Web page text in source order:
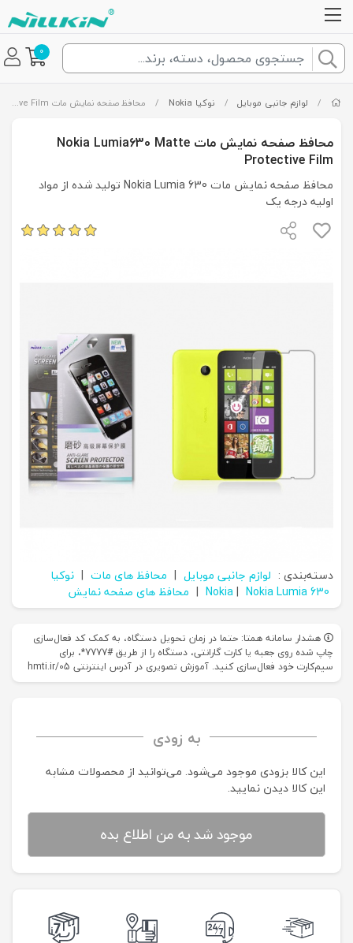
0
/ لوازم جانبی موبایل / نوکیا Nokia / محافظ صفحه نمایش مات Nokia Lumia630 Matte Protective Film
محافظ صفحه نمایش مات Nokia Lumia630 Matte
Protective Film
محافظ صفحه نمایش مات Nokia Lumia 630 تولید شده از مواد
اولیه درجه یک
دسته‌بندی : لوازم جانبی موبایل | محافظ های مات | نوکیا
Nokia| Nokia Lumia 630
| محافظ های صفحه نمایش
هشدار سامانه همتا: حتما در زمان تحویل دستگاه، به کمک کد فعال‌سازی
چاپ شده روی جعبه یا کارت گارانتی، دستگاه را از طریق #7777*، برای
سیم‌کارت خود فعال‌سازی کنید. آموزش تصویری در آدرس اینترنتی hmti.ir/05
به زودی
این کالا بزودی موجود می‌شود. می‌توانید از محصولات مشابه
این کالا دیدن نمایید.
موجود شد به من اطلاع بده